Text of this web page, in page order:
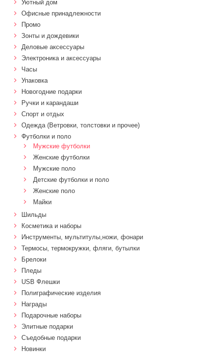
Уютный дом
Офисные принадлежности
Промо
Зонты и дождевики
Деловые аксессуары
Электроника и аксессуары
Часы
Упаковка
Новогодние подарки
Ручки и карандаши
Спорт и отдых
Одежда (Ветровки, толстовки и прочее)
Футболки и поло
Мужские футболки
Женские футболки
Мужские поло
Детские футболки и поло
Женские поло
Майки
Шильды
Косметика и наборы
Инструменты, мультитулы,ножи, фонари
Термосы, термокружки, фляги, бутылки
Брелоки
Пледы
USB Флешки
Полиграфические изделия
Награды
Подарочные наборы
Элитные подарки
Cъедобные подарки
Новинки